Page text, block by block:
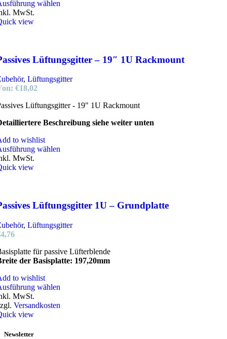
wählen
MwSt.
view
Lüftungsgitter – 19″ 1U Rackmount
, Lüftungsgitter
€18,02
Lüftungsgitter - 19" 1U Rackmount
Beschreibung siehe weiter unten
to wishlist
wählen
MwSt.
view
Lüftungsgitter 1U – Grundplatte
, Lüftungsgitter
4,76
für passive Lüfterblende
der Basisplatte: 197,20mm
to wishlist
wählen
MwSt.
Versandkosten
view
Newsletter